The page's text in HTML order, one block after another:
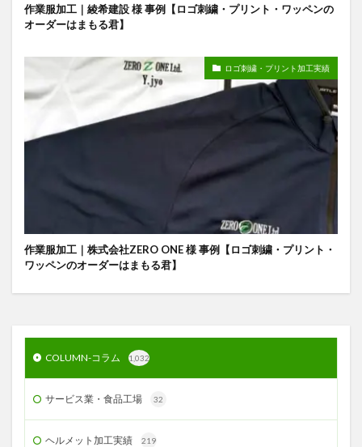
作業服加工｜綾希建設 様 事例【ロゴ刺繍・プリント・ワッペンの
オーダーはまもる君】
ロゴ刺繍・プリント加工実績
作業服加工｜株式会社ZERO ONE 様 事例【ロゴ刺繍・プリント・
ワッペンのオーダーはまもる君】
COLUMN-コラム 1,032
サービス業・食品工場 32
ヘルメット加工実績 219